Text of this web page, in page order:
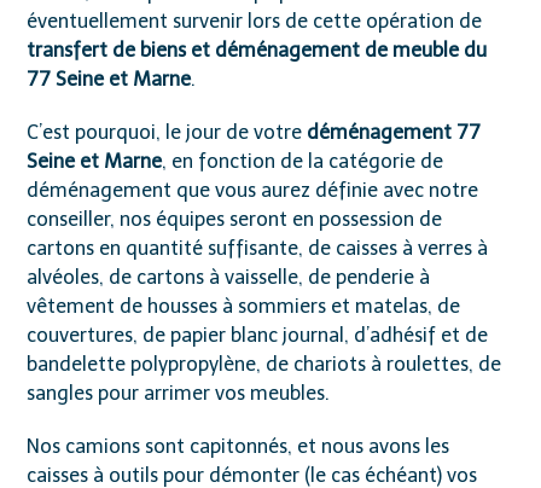
éventuellement survenir lors de cette opération de
transfert de biens et déménagement de meuble du
77 Seine et Marne.
C’est pourquoi, le jour de votre déménagement 77
Seine et Marne, en fonction de la catégorie de
déménagement que vous aurez définie avec notre
conseiller, nos équipes seront en possession de
cartons en quantité suffisante, de caisses à verres à
alvéoles, de cartons à vaisselle, de penderie à
vêtement de housses à sommiers et matelas, de
couvertures, de papier blanc journal, d’adhésif et de
bandelette polypropylène, de chariots à roulettes, de
sangles pour arrimer vos meubles.
Nos camions sont capitonnés, et nous avons les
caisses à outils pour démonter (le cas échéant) vos